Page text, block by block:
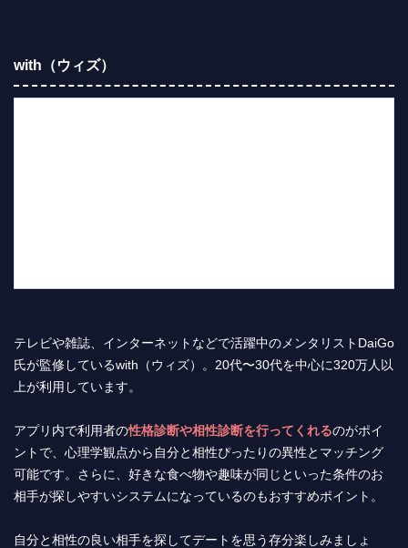
with（ウィズ）
テレビや雑誌、インターネットなどで活躍中のメンタリストDaiGo
氏が監修しているwith（ウィズ）。20代〜30代を中心に320万人以
上が利用しています。
アプリ内で利用者の性格診断や相性診断を行ってくれるのがポイ
ントで、心理学観点から自分と相性ぴったりの異性とマッチング
可能です。さらに、好きな食べ物や趣味が同じといった条件のお
相手が探しやすいシステムになっているのもおすすめポイント。
自分と相性の良い相手を探してデートを思う存分楽しみましょ